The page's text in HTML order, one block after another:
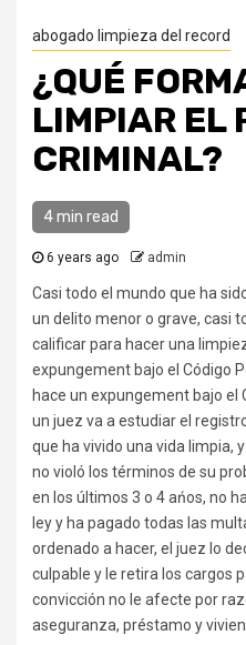
abogado limpieza del record
¿QUÉ
LIMPIAR EL
CRIMINAL?
4 min read
6 years ago admin
Casi todo el mundo que ha
un delito menor o grave, casi
calificar para hacer una
expungement bajo el Código
hace un expungement bajo el
un juez va a estudiar el
que ha vivido una vida limpia,
no violó los términos de su
en los últimos 3 o 4 ańos, no
ley y ha pagado todas las
ordenado a hacer, el juez lo
culpable y le retira los cargos
convicción no le afecte por
aseguranza, préstamo y